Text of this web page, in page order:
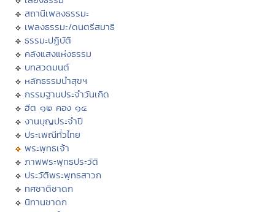
สถานีเพลงธรรมะ
เพลงธรรมะ/ดนตรีสมาธิ
ธรรมะปฏิบัติ
คลังแสงแห่งธรรม
บทสวดมนต์
หลักธรรมนำสุขฯ
กรรมฐานประจำวันเกิด
ฮีต ๑๒ คอง ๑๔
งานบุญประจำปี
ประเพณีทั่วไทย
พระพุทธเจ้า
ภาพพระพุทธประวัติ
ประวัติพระพุทธสาวก
ทศชาติชาดก
นิทานชาดก